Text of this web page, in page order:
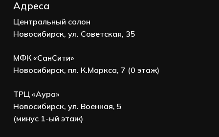
Адреса
Центральный салон
Новосибирск, ул. Советская, 35
МФК «СанСити»
Новосибирск, пл. К.Маркса, 7 (0 этаж)
ТРЦ «Аура»
Новосибирск, ул. Военная, 5
(минус 1-ый этаж)